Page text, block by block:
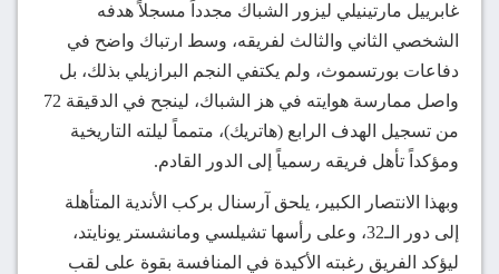
غابرييل مارتينيلي ليزور الشباك مجدداً مسجلاً هدفه
الشخصي الثاني والثالث لفريقه، وسط ارتباك واضح في
دفاعات بورتسموث، ولم يكتفي النجم البرازيلي بذلك، بل
واصل ممارسة هوايته في هز الشباك، لينجح في الدقيقة 72
من تسجيل الهدف الرابع (هاتريك)، متمماً ليلته التاريخية
ومؤكداً تأهل فريقه رسمياً إلى الدور القادم.
وبهذا الانتصار الكبير، يلحق آرسنال بركب الأندية المتأهلة
إلى دور الـ32، وعلى رأسها تشيلسي ومانشستر يونايتد،
ليؤكد الفريق رغبته الأكيدة في المنافسة بقوة على لقب